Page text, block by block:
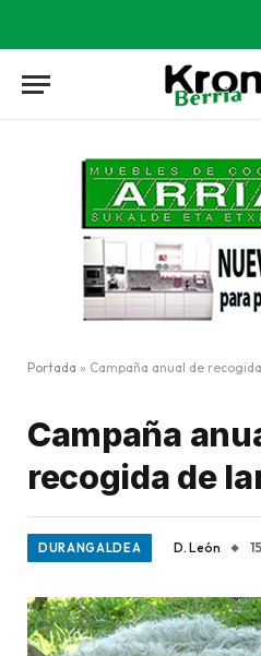
Portada » Campaña anual de
Campaña
recogida de
DURANGALDEA D. León